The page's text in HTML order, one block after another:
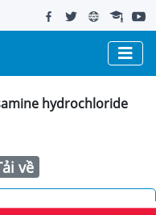
hydrochloride
về